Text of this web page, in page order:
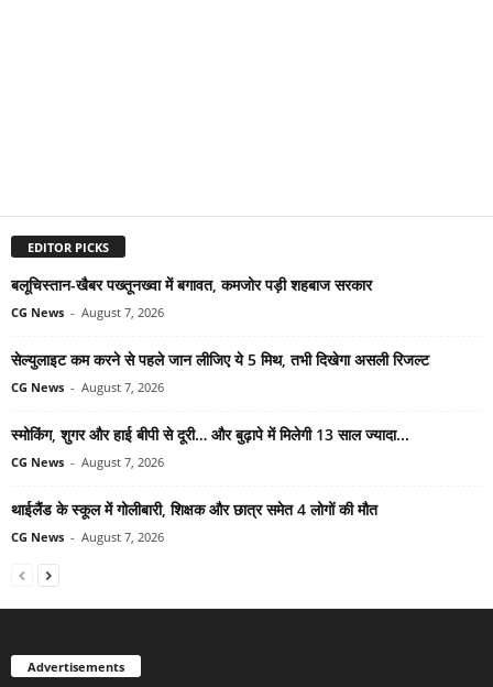
EDITOR PICKS
बलूचिस्तान-खैबर पख्तूनख्वा में बगावत, कमजोर पड़ी शहबाज सरकार
CG News - August 7, 2026
सेल्युलाइट कम करने से पहले जान लीजिए ये 5 मिथ, तभी दिखेगा असली रिजल्ट
CG News - August 7, 2026
स्मोकिंग, शुगर और हाई बीपी से दूरी… और बुढ़ापे में मिलेगी 13 साल ज्यादा...
CG News - August 7, 2026
थाईलैंड के स्कूल में गोलीबारी, शिक्षक और छात्र समेत 4 लोगों की मौत
CG News - August 7, 2026
Advertisements